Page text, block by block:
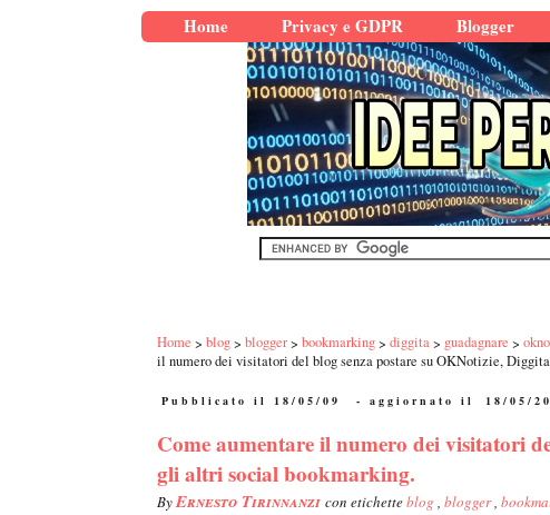
Home Privacy e GDPR Blogger
Home blog blogger bookmarking diggita guadagnare
il numero dei visitatori del blog senza postare su OKNotizie,
Pubblicato il 18/05/09 - aggiornato il 18/05/
Come aumentare il numero dei visitatori
gli altri social bookmarking.
ByErnesto Tirinnanzi con etichetteblog , blogger,